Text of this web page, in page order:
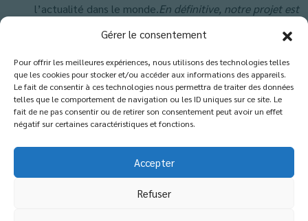
Gérer le consentement
Pour offrir les meilleures expériences, nous utilisons des technologies telles
que les cookies pour stocker et/ou accéder aux informations des appareils.
Le fait de consentir à ces technologies nous permettra de traiter des données
telles que le comportement de navigation ou les ID uniques sur ce site. Le
fait de ne pas consentir ou de retirer son consentement peut avoir un effet
négatif sur certaines caractéristiques et fonctions.
Accepter
Refuser
l’actualité dans le monde.En définitive, notre projet est
œuvre toutes les ressources humaines de
l’établissement.
© 2026 Copyright - Etablissement catholique